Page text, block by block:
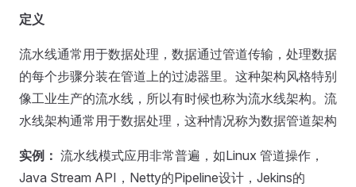
定义
流水线通常用于数据处理，数据通过管道传输，处理数据
的每个步骤分装在管道上的过滤器里。这种架构风格特别
像工业生产的流水线，所以有时候也称为流水线架构。流
水线架构通常用于数据处理，这种情况称为数据管道架构
实例： 流水线模式应用非常普遍，如Linux 管道操作，
Java Stream API，Netty的Pipeline设计，Jekins的